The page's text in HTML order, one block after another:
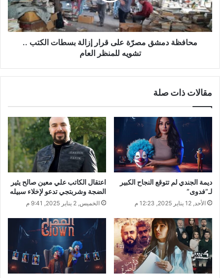
ة
ا
ل
ف
ى
أ
ل
ي
ح
ل
د
م
ش
ع
ا
ر
ا
ل
ة
ب
س
ط
ت
محافظة دمشق مصرّة على قرار إزالة بسطات الكتب ..
تشويه للمنظر العام
مقالات ذات صلة
ديمة الجندي لم تتوقع النجاح الكبير
لـ”فدوى”
الأحد, 12 يناير 2025, 12:23 م
اعتقال الكاتب علي معين صالح يثير
الضجة وشربتجي تدعو لإخلاء سبيله
الخميس, 2 يناير 2025, 9:41 م